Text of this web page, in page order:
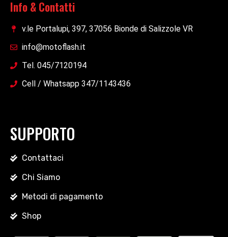
Info & Contatti
v.le Portalupi, 397, 37056 Bionde di Salizzole VR
info@motoflash.it
Tel. 045/7120194
Cell / Whatsapp 347/1143436
SUPPORTO
Contattaci
Chi Siamo
Metodi di pagamento
Shop